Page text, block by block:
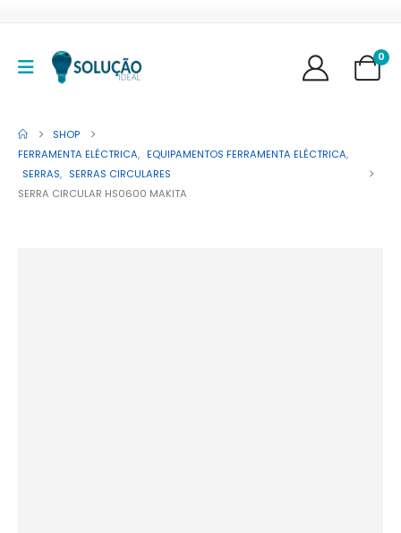
0
SHOP
FERRAMENTA ELÉCTRICA, EQUIPAMENTOS FERRAMENTA ELÉCTRICA,
SERRAS, SERRAS CIRCULARES
SERRA CIRCULAR HS0600 MAKITA